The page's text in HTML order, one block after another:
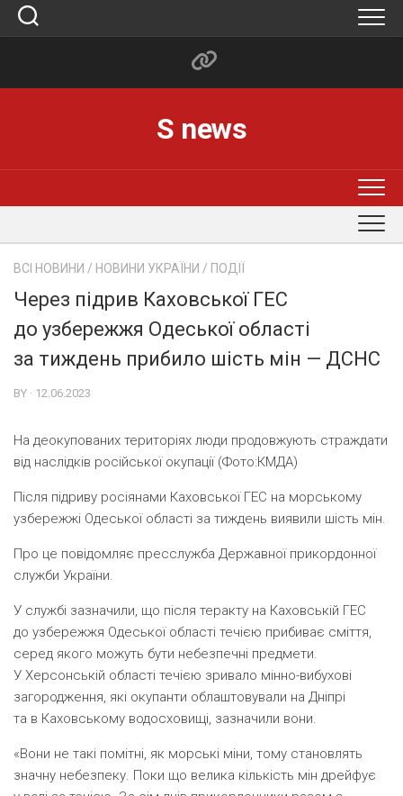
Skip
S news
ВСІ НОВИНИ / НОВИНИ УКРАЇНИ / ПОДІЇ
Через підрив Каховської ГЕС
до узбережжя Одеської області
за тиждень прибило шість мін — ДСНС
BY · 12.06.2023
На деокупованих територіях люди продовжують страждати
від наслідків російської окупації (Фото:КМДА)
Після підриву росіянами Каховської ГЕС на морському
узбережжі Одеської області за тиждень виявили шість мін.
Про це повідомляє пресслужба Державної прикордонної
служби України.
У службі зазначили, що після теракту на Каховській ГЕС
до узбережжя Одеської області течією прибиває сміття,
серед якого можуть бути небезпечні предмети.
У Херсонській області течією зривало мінно-вибухові
загородження, які окупанти облаштовували на Дніпрі
та в Каховському водосховищі, зазначили вони.
«Вони не такі помітні, як морські міни, тому становлять
значну небезпеку. Поки що велика кількість мін дрейфує